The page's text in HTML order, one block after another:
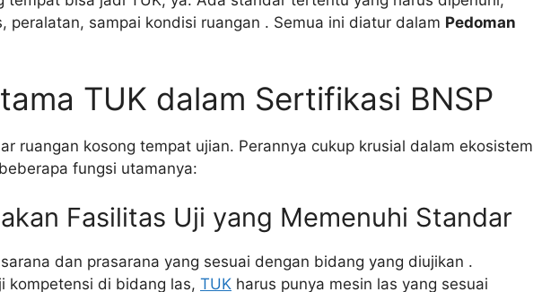
peralatan, sampai kondisi ruangan . Semua ini diatur dalam Pedoman
TUK dalam Sertifikasi BNSP
ruangan kosong tempat ujian. Perannya cukup krusial dalam ekosistem
fungsi utamanya:
Fasilitas Uji yang Memenuhi Standar
dan prasarana yang sesuai dengan bidang yang diujikan .
kompetensi di bidang las, TUK harus punya mesin las yang sesuai